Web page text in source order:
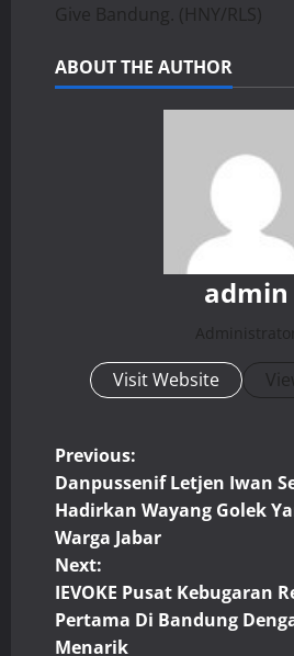
Give Bandung. (HNY/RLS)
ABOUT THE AUTHOR
admin
Visit Website
P
o
s
t
Previous:
Danpussenif Letjen Iwan
Hadirkan Wayang Golek
Warga Jabar
Next:
IEVOKE Pusat Kebugaran
Pertama Di Bandung
Menarik